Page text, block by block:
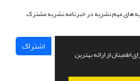
اطمینان از ارائه بهترین
های مهم نشریه در خبرنامه نشریه مشترک
اشتراک